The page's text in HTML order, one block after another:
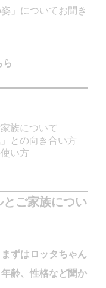
」についてお聞き
ら
族について
との向き合い方
い方
とご家族につい
ずはロッタちゃん
齢、性格など聞か